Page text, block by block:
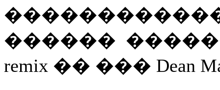
������
remix �� ��� Dean